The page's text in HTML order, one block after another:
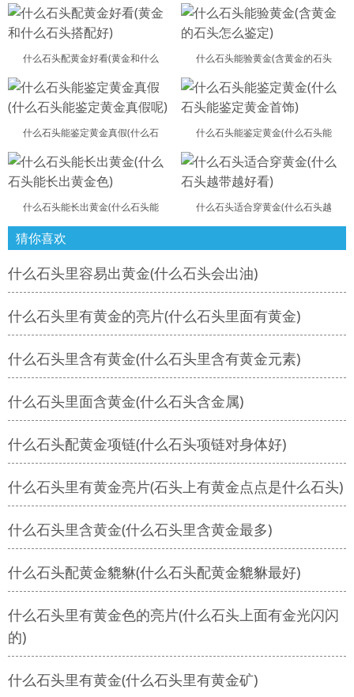
什么石头配黄金好看(黄金和什么 什么石头能验黄金(含黄金的石头
什么石头能鉴定黄金真假(什么石 什么石头能鉴定黄金(什么石头能
什么石头能长出黄金(什么石头能 什么石头适合穿黄金(什么石头越
猜你喜欢
什么石头里容易出黄金(什么石头会出油)
什么石头里有黄金的亮片(什么石头里面有黄金)
什么石头里含有黄金(什么石头里含有黄金元素)
什么石头里面含黄金(什么石头含金属)
什么石头配黄金项链(什么石头项链对身体好)
什么石头里有黄金亮片(石头上有黄金点点是什么石头)
什么石头里含黄金(什么石头里含黄金最多)
什么石头配黄金貔貅(什么石头配黄金貔貅最好)
什么石头里有黄金色的亮片(什么石头上面有金光闪闪
的)
什么石头里有黄金(什么石头里有黄金矿)